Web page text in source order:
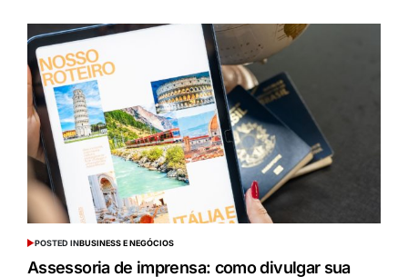
POSTED INBUSINESS E NEGÓCIOS
Assessoria de imprensa: como divulgar sua